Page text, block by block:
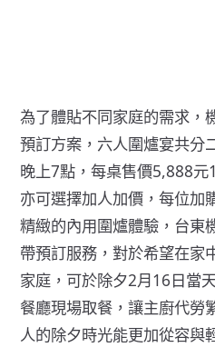
為了體貼不同家庭的需求，
預訂方案，六人圍爐宴共分
晚上7點，每桌售價5,888元
亦可選擇加人加價，每位加
精緻的內用圍爐體驗，台東
帶預訂服務，對於希望在家
家庭，可於除夕2月16日當
餐廳現場取餐，讓主廚代勞
人的除夕時光能更加從容與